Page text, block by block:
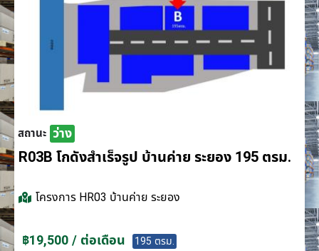
สถานะ ว่าง
R03B โกดังสำเร็จรูป บ้านค่าย ระยอง 195 ตรม.
โครงการ HR03 บ้านค่าย ระยอง
฿19,500 / ต่อเดือน 195 ตรม.